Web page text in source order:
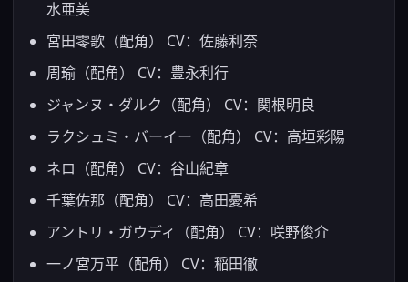
水亜美
宮田零歌（配角） CV：佐藤利奈
周瑜（配角） CV：豊永利行
ジャンヌ・ダルク（配角） CV：関根明良
ラクシュミ・バーイー（配角） CV：高垣彩陽
ネロ（配角） CV：谷山紀章
千葉佐那（配角） CV：高田憂希
アントリ・ガウディ（配角） CV：咲野俊介
一ノ宮万平（配角） CV：稲田徹